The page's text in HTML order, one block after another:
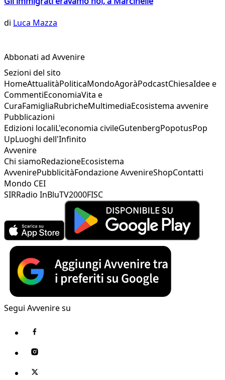
di Luca Mazza
Abbonati ad Avvenire
Sezioni del sito
HomeAttualitàPoliticaMondoAgoràPodcastChiesaIdee e
CommentiEconomiaVita e
CuraFamigliaRubricheMultimediaEcosistema avvenire
Pubblicazioni
Edizioni localiL'economia civileGutenbergPopotusPop
UpLuoghi dell'Infinito
Avvenire
Chi siamoRedazioneEcosistema
AvvenirePubblicitàFondazione AvvenireShopContatti
Mondo CEI
SIRRadio InBluTV2000FISC
Segui Avvenire su